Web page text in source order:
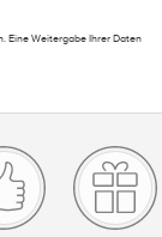
Eine Weitergabe Ihrer Daten